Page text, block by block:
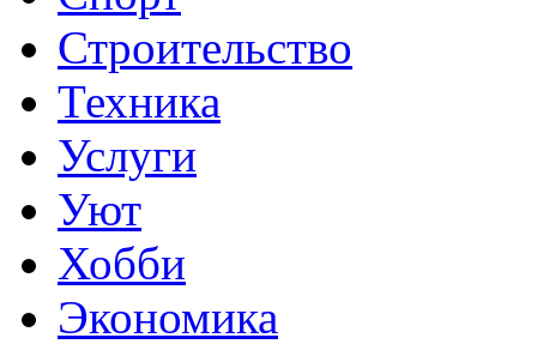
Строительство
Техника
Услуги
Уют
Хобби
Экономика